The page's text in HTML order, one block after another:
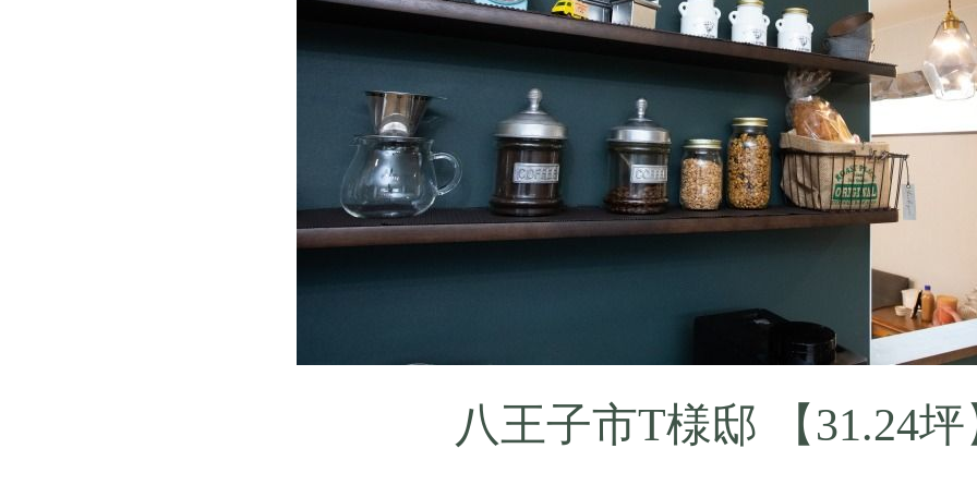
八王子市T様邸 【31.24坪